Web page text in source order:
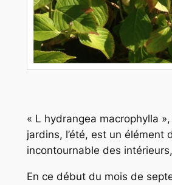
« L hydrangea macrophylla
jardins, l’été, est un élément
incontournable des intérieurs,
En ce début du mois de